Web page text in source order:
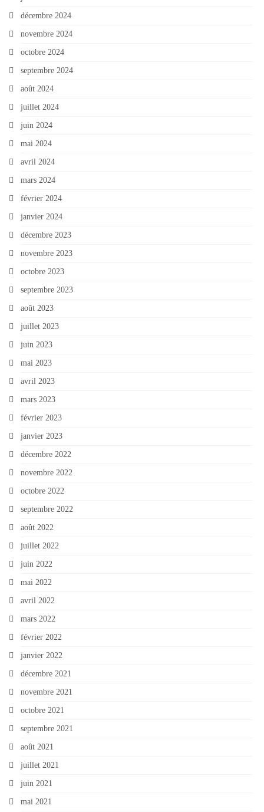
décembre 2024
novembre 2024
octobre 2024
septembre 2024
août 2024
juillet 2024
juin 2024
mai 2024
avril 2024
mars 2024
février 2024
janvier 2024
décembre 2023
novembre 2023
octobre 2023
septembre 2023
août 2023
juillet 2023
juin 2023
mai 2023
avril 2023
mars 2023
février 2023
janvier 2023
décembre 2022
novembre 2022
octobre 2022
septembre 2022
août 2022
juillet 2022
juin 2022
mai 2022
avril 2022
mars 2022
février 2022
janvier 2022
décembre 2021
novembre 2021
octobre 2021
septembre 2021
août 2021
juillet 2021
juin 2021
mai 2021